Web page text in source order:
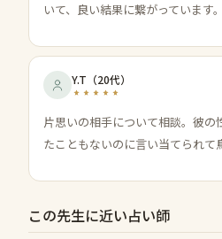
いて、良い結果に繋がっています
Y.T （20代）
片思いの相手について相談。彼の
たこともないのに言い当てられて
この先生に近い占い師